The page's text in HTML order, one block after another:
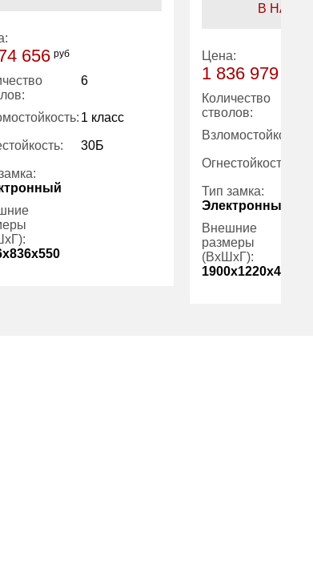
656 руб
6
1 класс
30Б
В
Цена:
1 836 979
Количество
стволов:
Взломостойкость:
Огнестойкость:
Тип замка:
Электронный
Внешние
размеры
(ВхШхГ):
1900x1220x460